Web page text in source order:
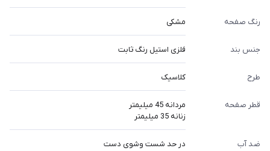
رنگ صفحه مشکی
جنس بند فلزی استیل رنگ ثابت
طرح کلاسیک
قطر صفحه
مردانه 45 میلیمتر
زنانه 35 میلیمتر
ضد آب در حد شست وشوی دست